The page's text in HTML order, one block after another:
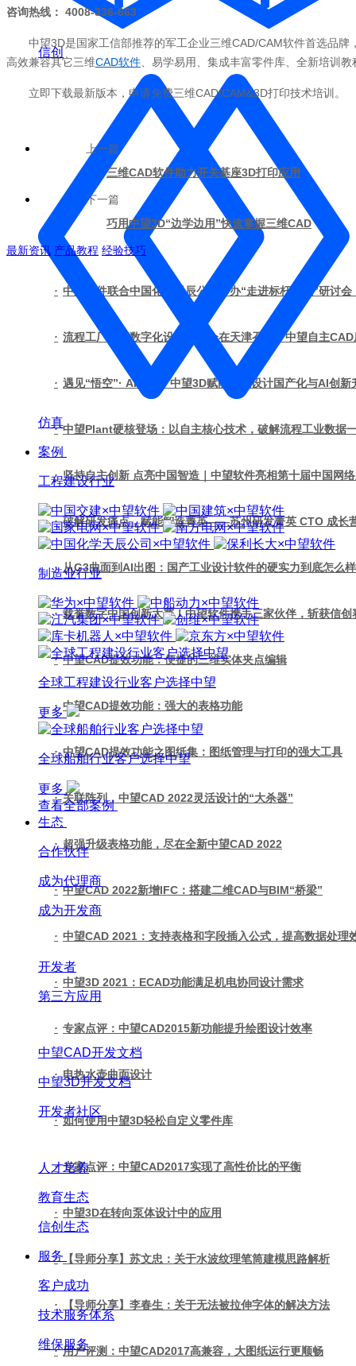
信创
仿真
案例
工程建设行业
制造业行业
全球工程建设行业客户选择中望
更多
全球船舶行业客户选择中望
更多
查看全部案例
生态
合作伙伴
成为代理商
成为开发商
开发者
第三方应用
中望CAD开发文档
中望3D开发文档
开发者社区
人才培养
教育生态
信创生态
服务
客户成功
技术服务体系
维保服务
咨询热线： 4008-336-663
中望3D是国家工信部推荐的军工企业三维CAD/CAM软件首选品
高效兼容其它三维CAD软件、易学易用、集成丰富零件库、全新培训
立即下载最新版本，申请免费三维CAD/CAM&3D打印技术培训。
上一篇
三维CAD软件助力开关基座3D打印应用
下一篇
巧用中望3D“边学边用”快速掌握三维CAD
最新资讯 产品教程 经验技巧
· 中望软件联合中国化学天辰公司举办“走进标杆企业”研讨
· 流程工厂国产数字化设计交流会在天津召开，中望自主
· 遇见“悟空”· AI共创！中望3D赋能工业设计国产化与AI创新
· 中望Plant硬核登场：以自主核心技术，破解流程工业数据
· 坚持自主创新 点亮中国智造｜中望软件亮相第十届中国网
· 破解研发痛点，赋能智造菁英——苏州研发菁英 CTO 成长
· 从G3曲面到AI出图：国产工业设计软件的硬实力到底怎么
· 载誉数字中国创新大赛！中望软件携手三家伙伴，斩获信创
· 中望CAD提效功能：便捷的三维实体夹点编辑
· 中望CAD提效功能：强大的表格功能
· 中望CAD提效功能之图纸集：图纸管理与打印的强大工具
· 关联阵列，中望CAD 2022灵活设计的“大杀器”
· 超强升级表格功能，尽在全新中望CAD 2022
· 中望CAD 2022新增IFC：搭建二维CAD与BIM“桥梁”
· 中望CAD 2021：支持表格和字段插入公式，提高数据处理
· 中望3D 2021：ECAD功能满足机电协同设计需求
· 专家点评：中望CAD2015新功能提升绘图设计效率
· 电热水壶曲面设计
· 如何使用中望3D轻松自定义零件库
· 专家点评：中望CAD2017实现了高性价比的平衡
· 中望3D在转向泵体设计中的应用
· 【导师分享】苏文忠：关于水波纹理笔筒建模思路解析
· 【导师分享】李春生：关于无法被拉伸字体的解决方法
· 用户评测：中望CAD2017高兼容，大图纸运行更顺畅